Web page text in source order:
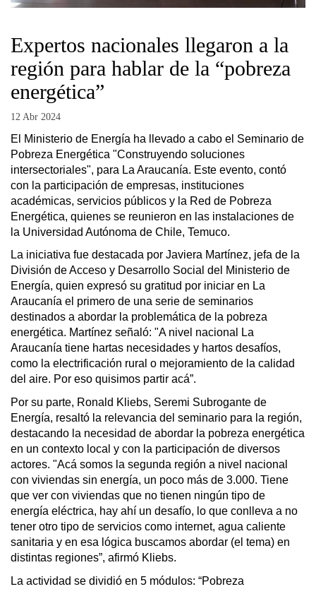
Expertos nacionales llegaron a la
región para hablar de la “pobreza
energética”
12 Abr 2024
El Ministerio de Energía ha llevado a cabo el Seminario de
Pobreza Energética "Construyendo soluciones
intersectoriales", para La Araucanía. Este evento, contó
con la participación de empresas, instituciones
académicas, servicios públicos y la Red de Pobreza
Energética, quienes se reunieron en las instalaciones de
la Universidad Autónoma de Chile, Temuco.
La iniciativa fue destacada por Javiera Martínez, jefa de la
División de Acceso y Desarrollo Social del Ministerio de
Energía, quien expresó su gratitud por iniciar en La
Araucanía el primero de una serie de seminarios
destinados a abordar la problemática de la pobreza
energética. Martínez señaló: "A nivel nacional La
Araucanía tiene hartas necesidades y hartos desafíos,
como la electrificación rural o mejoramiento de la calidad
del aire. Por eso quisimos partir acá”.
Por su parte, Ronald Kliebs, Seremi Subrogante de
Energía, resaltó la relevancia del seminario para la región,
destacando la necesidad de abordar la pobreza energética
en un contexto local y con la participación de diversos
actores. "Acá somos la segunda región a nivel nacional
con viviendas sin energía, un poco más de 3.000. Tiene
que ver con viviendas que no tienen ningún tipo de
energía eléctrica, hay ahí un desafío, lo que conlleva a no
tener otro tipo de servicios como internet, agua caliente
sanitaria y en esa lógica buscamos abordar (el tema) en
distintas regiones”, afirmó Kliebs.
La actividad se dividió en 5 módulos: “Pobreza